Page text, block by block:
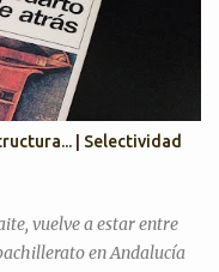
precaria? ¿Considera
la actualidad?
sustituir al ser
desarrollo de otras
respetables?
personas con las
PAU 2026 YO A
| Selectividad
vuelve a estar entre
en Andalucía